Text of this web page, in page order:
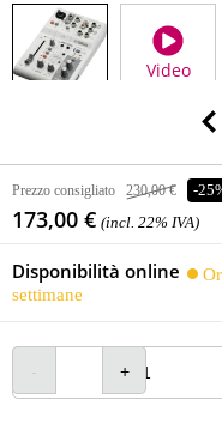
Video
Prezzo consigliato 230,00 € -
173,00 € (incl. 22% IVA)
Disponibilità online
settimane